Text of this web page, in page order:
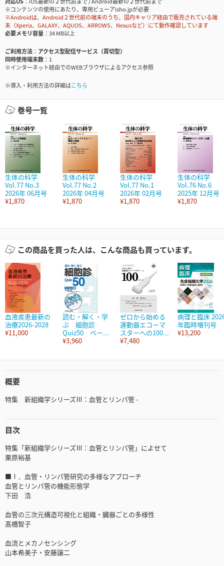
※コンテンツの使用にあたり、専用ビューアisho.jpが必要
※Androidは、Android２世代前の端末のうち、国内キャリア経由で販売されている端
末（Xperia、GALAXY、AQUOS、ARROWS、Nexusなど）にて動作確認しています
必要メモリ容量
34 MB以上
ご利用方法
アクセス型配信サービス（買切型）
同時使用端末数
1
※インターネット経由でのWEBブラウザによるアクセス参照
※導入・利用方法の詳細はこちら
巻号一覧
生体の科学
Vol.77 No.3
2026年 06月号
¥1,870
生体の科学
Vol.77 No.2
2026年 04月号
¥1,870
生体の科学
Vol.77 No.1
2026年 02月号
¥1,870
生体の科学
Vol.76 No.6
2025年 12月号
¥1,870
この商品を買った人は、こんな商品も買っています。
血液疾患最新の
治療2026-2028
¥11,000
読む・解く・学
ぶ 細胞診
Quiz50 ベー...
¥3,960
ゼロから始める
運動器エコーマ
スターへの100...
¥7,480
病理と臨床
年臨時増刊号
¥13,200
概要
特集 新組織学シリーズⅢ：血管とリンパ管 -
目次
特集「新組織学シリーズⅢ：血管とリンパ管」によせて
栗原裕基
■Ⅰ．血管・リンパ管研究の多様なアプローチ
血管とリンパ管の機能形態学
下田 浩
血管の三次元構造可視化と組織・臓器ごとの多様性
髙橋智子
血流とメカノセンシング
山本希美子・安藤譲二